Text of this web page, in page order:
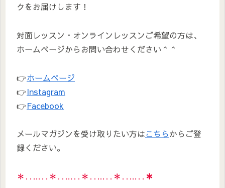
クをお届けします！
対面レッスン・オンラインレッスンご希望の方は、
ホームページからお問い合わせください＾＾
👉ホームページ
👉Instagram
👉Facebook
メールマガジンを受け取りたい方はこちら からご登
録ください。
＊‥…‥＊‥…‥＊‥…‥＊‥…‥ ＊